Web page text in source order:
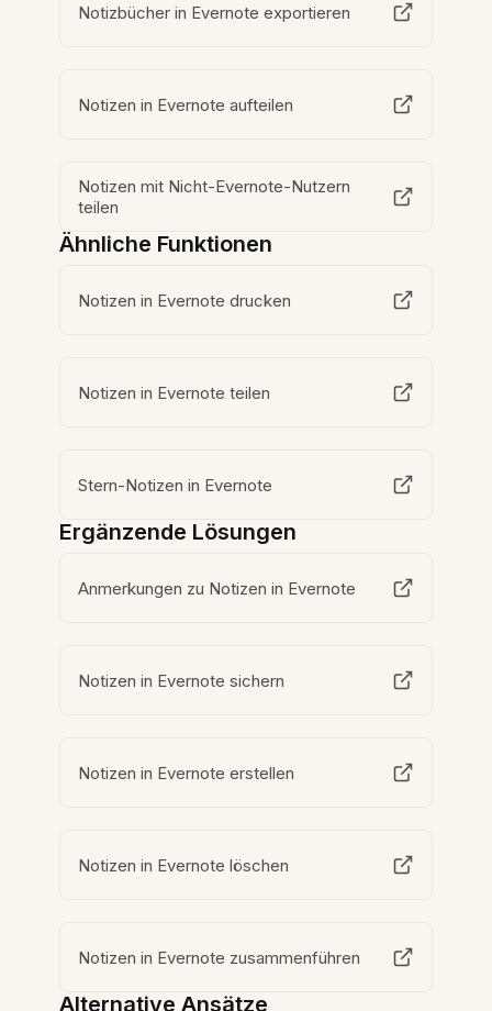
Notizbücher in Evernote exportieren
Notizen in Evernote aufteilen
Notizen mit Nicht-Evernote-Nutzern
teilen
Ähnliche Funktionen
Notizen in Evernote drucken
Notizen in Evernote teilen
Stern-Notizen in Evernote
Ergänzende Lösungen
Anmerkungen zu Notizen in Evernote
Notizen in Evernote sichern
Notizen in Evernote erstellen
Notizen in Evernote löschen
Notizen in Evernote zusammenführen
Alternative Ansätze